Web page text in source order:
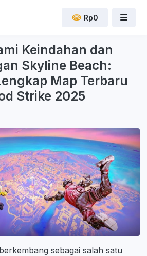
Rp0
Keindahan dan
Skyline Beach:
Map Terbaru
Strike 2025
sebagai salah satu